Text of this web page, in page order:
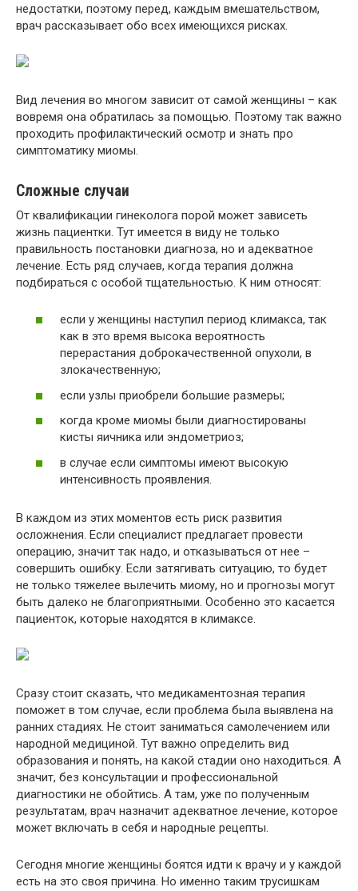
недостатки, поэтому перед, каждым вмешательством,
врач рассказывает обо всех имеющихся рисках.
Вид лечения во многом зависит от самой женщины – как
вовремя она обратилась за помощью. Поэтому так важно
проходить профилактический осмотр и знать про
симптоматику миомы.
Сложные случаи
От квалификации гинеколога порой может зависеть
жизнь пациентки. Тут имеется в виду не только
правильность постановки диагноза, но и адекватное
лечение. Есть ряд случаев, когда терапия должна
подбираться с особой тщательностью. К ним относят:
если у женщины наступил период климакса, так
как в это время высока вероятность
перерастания доброкачественной опухоли, в
злокачественную;
если узлы приобрели большие размеры;
когда кроме миомы были диагностированы
кисты яичника или эндометриоз;
в случае если симптомы имеют высокую
интенсивность проявления.
В каждом из этих моментов есть риск развития
осложнения. Если специалист предлагает провести
операцию, значит так надо, и отказываться от нее –
совершить ошибку. Если затягивать ситуацию, то будет
не только тяжелее вылечить миому, но и прогнозы могут
быть далеко не благоприятными. Особенно это касается
пациенток, которые находятся в климаксе.
Сразу стоит сказать, что медикаментозная терапия
поможет в том случае, если проблема была выявлена на
ранних стадиях. Не стоит заниматься самолечением или
народной медициной. Тут важно определить вид
образования и понять, на какой стадии оно находиться. А
значит, без консультации и профессиональной
диагностики не обойтись. А там, уже по полученным
результатам, врач назначит адекватное лечение, которое
может включать в себя и народные рецепты.
Сегодня многие женщины боятся идти к врачу и у каждой
есть на это своя причина. Но именно таким трусишкам